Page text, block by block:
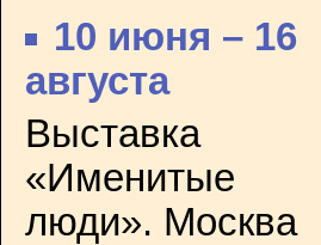
10 июня – 16
августа
Выставка
«Именитые
люди». Москва